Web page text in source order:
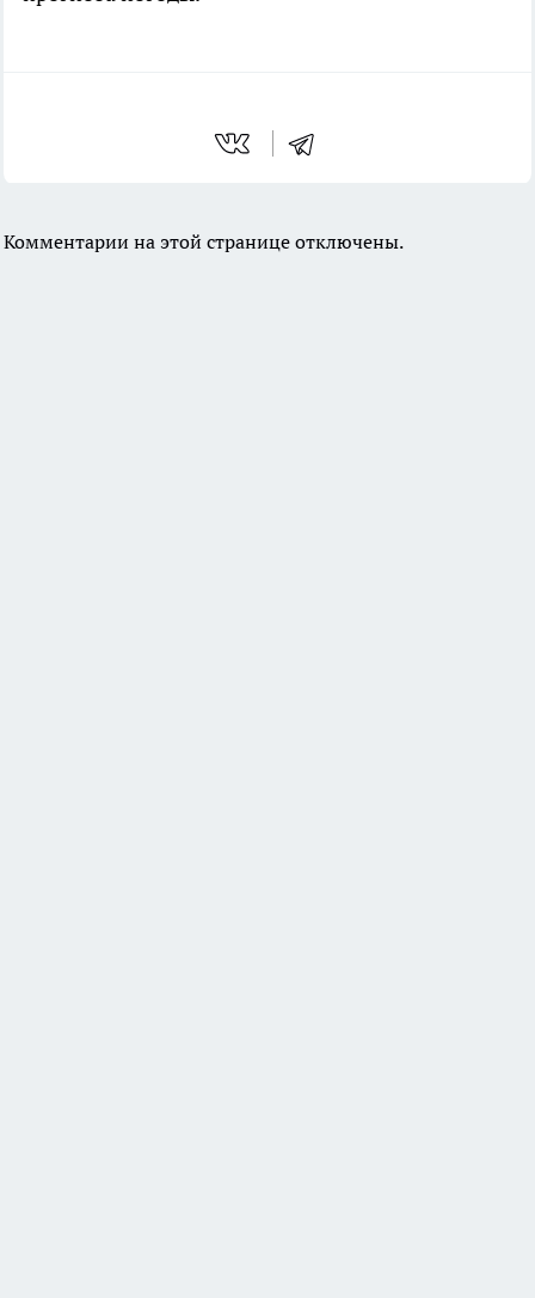
Комментарии на этой странице отключены.